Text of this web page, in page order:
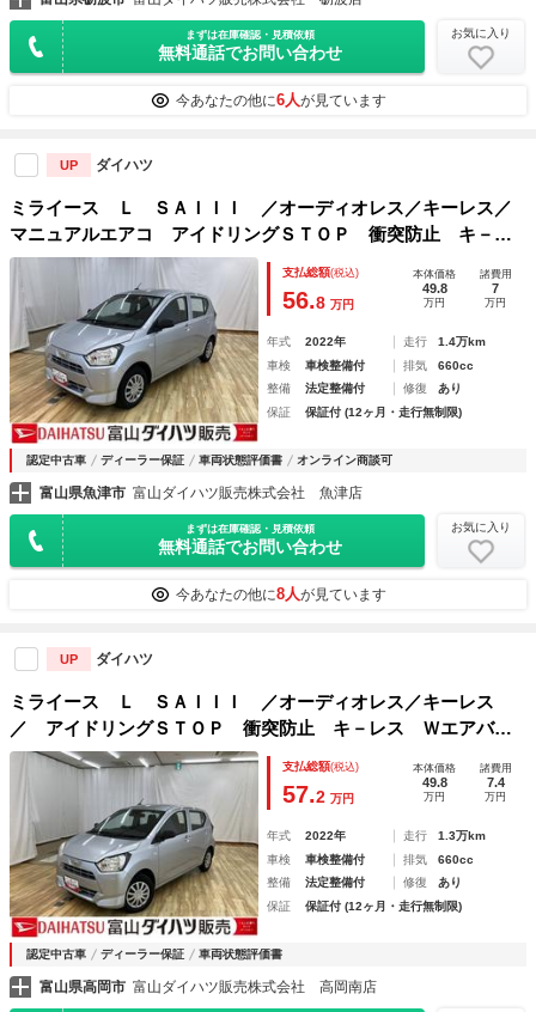
まずは在庫確認・見積依頼
無料通話でお問い合わせ
お気に入り
今あなたの他に6人が見ています
UP ダイハツ
ミライース Ｌ ＳＡＩＩＩ ／オーディオレス／キーレス／
マニュアルエアコ アイドリングＳＴＯＰ 衝突防止 キ－レ
ス Ｗエアバッグ 横滑防止 レーンキープアシスト オート
ハイビーム 運転席エアバック ＡＢＳ 衝突安全ボディ メ
ンテナンスノート
支払総額(税込)
56.8 万円
本体価格
49.8
万円
諸費用
7
万円
年式 2022年 走行
1.4万km
車検
車検整備付 排気
660cc
整備
法定整備付 修復
あり
保証
保証付 (12ヶ月・走行無制限)
認定中古車 ディーラー保証 車両状態評価書 オンライン商談可
富山県魚津市 富山ダイハツ販売株式会社 魚津店
まずは在庫確認・見積依頼
無料通話でお問い合わせ
お気に入り
今あなたの他に8人が見ています
UP ダイハツ
ミライース Ｌ ＳＡＩＩＩ ／オーディオレス／キーレス
／ アイドリングＳＴＯＰ 衝突防止 キ－レス Ｗエアバッ
グ 横滑防止 レーンキープアシスト オートハイビーム 運
転席エアバック ＡＢＳ 衝突安全ボディ メンテナンスノー
支払総額(税込)
57.2 万円
本体価格
49.8
万円
諸費用
7.4
万円
年式 2022年 走行
1.3万km
車検
車検整備付 排気
660cc
整備
法定整備付 修復
あり
保証
保証付 (12ヶ月・走行無制限)
認定中古車 ディーラー保証 車両状態評価書
富山県高岡市 富山ダイハツ販売株式会社 高岡南店